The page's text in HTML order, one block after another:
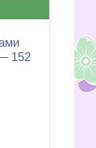
152